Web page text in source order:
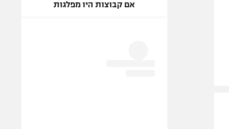
אם קבוצות היו מפלגות